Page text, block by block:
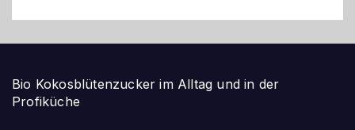
Bio Kokosblütenzucker im Alltag und in der
Profiküche